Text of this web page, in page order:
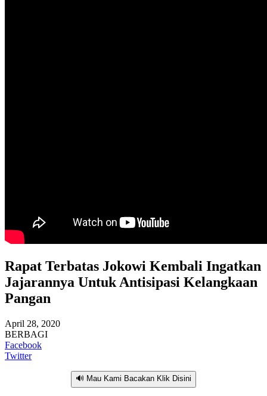
Rapat Terbatas Jokowi Kembali Ingatkan
Jajarannya Untuk Antisipasi Kelangkaan
Pangan
April 28, 2020
BERBAGI
Facebook
Twitter
🔊 Mau Kami Bacakan Klik Disini